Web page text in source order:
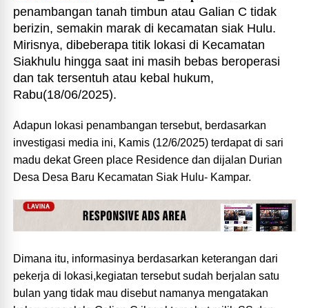
penambangan tanah timbun atau Galian C tidak
berizin, semakin marak di kecamatan siak Hulu.
Mirisnya, dibeberapa titik lokasi di Kecamatan
Siakhulu hingga saat ini masih bebas beroperasi
dan tak tersentuh atau kebal hukum,
Rabu(18/06/2025).
Adapun lokasi penambangan tersebut, berdasarkan
investigasi media ini, Kamis (12/6/2025) terdapat di sari
madu dekat Green place Residence dan dijalan Durian
Desa Desa Baru Kecamatan Siak Hulu- Kampar.
Dimana itu, informasinya berdasarkan keterangan dari
pekerja di lokasi,kegiatan tersebut sudah berjalan satu
bulan yang tidak mau disebut namanya mengatakan